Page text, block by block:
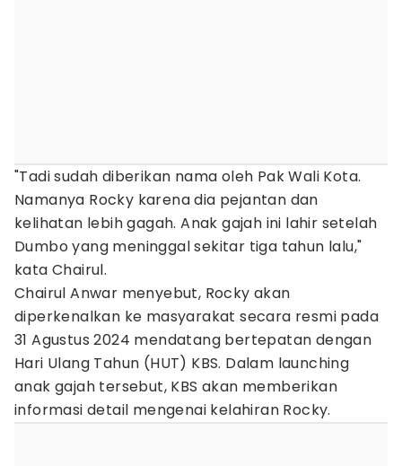
"Tadi sudah diberikan nama oleh Pak Wali Kota.
Namanya Rocky karena dia pejantan dan
kelihatan lebih gagah. Anak gajah ini lahir setelah
Dumbo yang meninggal sekitar tiga tahun lalu,"
kata Chairul.
Chairul Anwar menyebut, Rocky akan
diperkenalkan ke masyarakat secara resmi pada
31 Agustus 2024 mendatang bertepatan dengan
Hari Ulang Tahun (HUT) KBS. Dalam launching
anak gajah tersebut, KBS akan memberikan
informasi detail mengenai kelahiran Rocky.